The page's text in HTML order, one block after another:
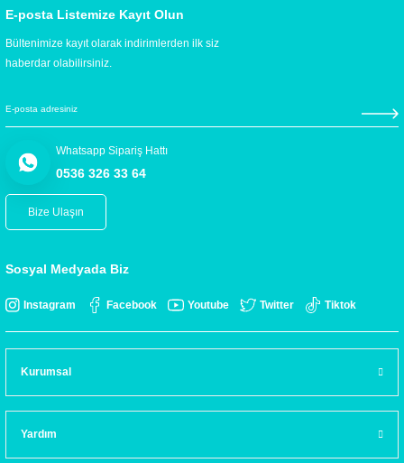
E-posta Listemize Kayıt Olun
Bültenimize kayıt olarak indirimlerden ilk siz
haberdar olabilirsiniz.
Whatsapp Sipariş Hattı
0536 326 33 64
Bize Ulaşın
Sosyal Medyada Biz
Instagram Facebook Youtube Twitter Tiktok
Kurumsal
Yardım